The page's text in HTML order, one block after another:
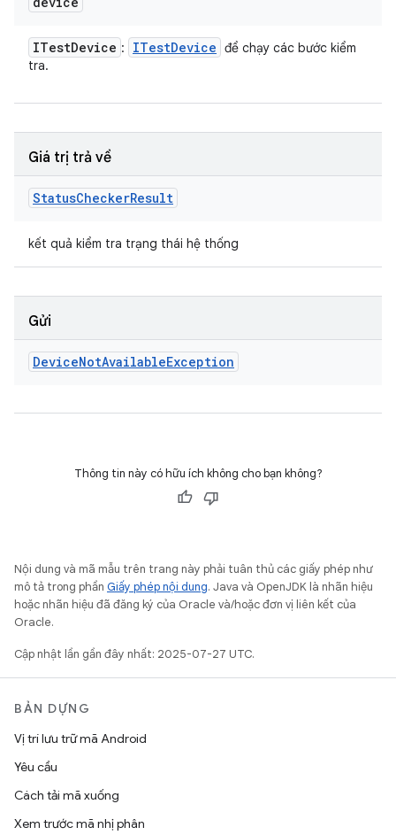
ITestDevice : ITestDevice để chạy các bước kiểm
tra.
Giá trị trả về
StatusCheckerResult
kết quả kiểm tra trạng thái hệ thống
Gửi
DeviceNotAvailableException
Thông tin này có hữu ích không cho bạn không?
Nội dung và mã mẫu trên trang này phải tuân thủ các giấy phép như
mô tả trong phần Giấy phép nội dung. Java và OpenJDK là nhãn hiệu
hoặc nhãn hiệu đã đăng ký của Oracle và/hoặc đơn vị liên kết của
Oracle.
Cập nhật lần gần đây nhất: 2025-07-27 UTC.
BẢN DỰNG
Vị trí lưu trữ mã Android
Yêu cầu
Cách tải mã xuống
Xem trước mã nhị phân